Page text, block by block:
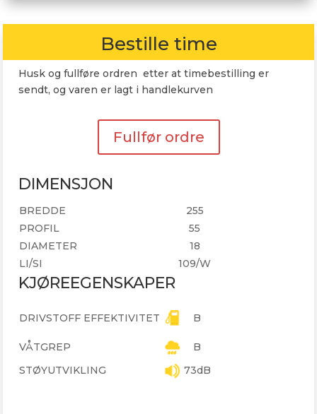
Bestille time
Husk og fullføre ordren etter at timebestilling er
sendt, og varen er lagt i handlekurven
Fullfør ordre
DIMENSJON
BREDDE
255
PROFIL
55
DIAMETER
18
LI/SI
109/W
KJØREEGENSKAPER
DRIVSTOFF EFFEKTIVITET B
VÅTGREP
B
STØYUTVIKLING
73dB